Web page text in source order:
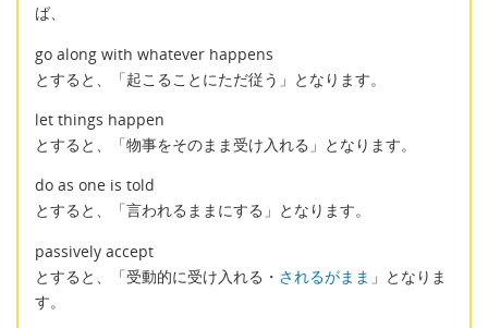
ば、
go along with whatever happens
とすると、「起こることにただ従う」となります。
let things happen
とすると、「物事をそのまま受け入れる」となります。
do as one is told
とすると、「言われるままにする」となります。
passively accept
とすると、「受動的に受け入れる・ されるがまま 」となりま
す。